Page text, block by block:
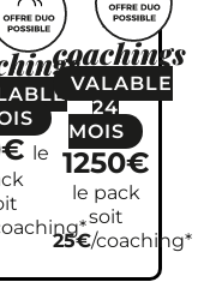
le
50
coachings
VALABLE
24
MOIS
1250€
le pack
soit
25€/coaching*